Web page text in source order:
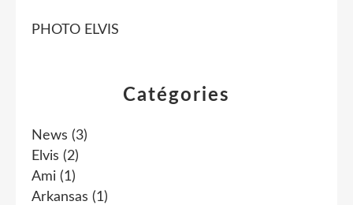
Catégories
News (3)
Elvis (2)
Ami (1)
Arkansas (1)
PHOTO ELVIS